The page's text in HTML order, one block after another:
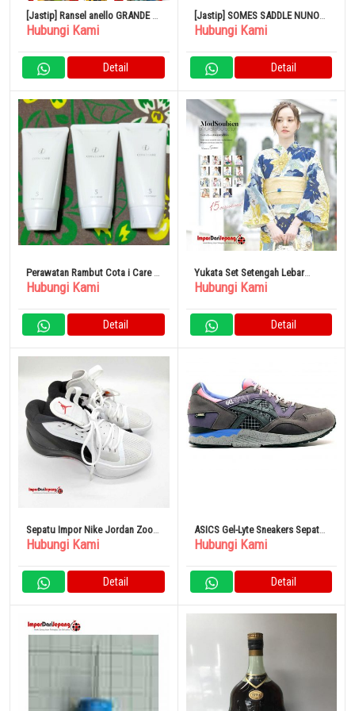
[Jastip] Ransel anello GRANDE –
Anello Anello 11 Kantong Anti Air
Hubungi Kami
Detail
[Jastip] SOMES SADDLE NUNO
WORKS Handbag Gold Metal
Hubungi Kami
Detail
Perawatan Rambut Cota i Care 5
Treatment
Hubungi Kami
Detail
Yukata Set Setengah Lebar
Sabuk Dewasa
Hubungi Kami
Detail
Sepatu Impor Nike Jordan Zoom
Separate Original
Hubungi Kami
Detail
ASICS Gel-Lyte Sneakers Sepatu
Atletik Gore-Tex
Hubungi Kami
Detail